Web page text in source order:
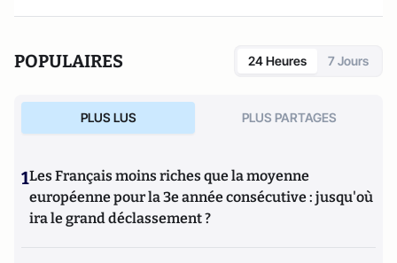
POPULAIRES 24 Heures 7 Jours
PLUS LUS PLUS PARTAGES
1Les Français moins riches que la moyenne
européenne pour la 3e année consécutive : jusqu'où
ira le grand déclassement ?